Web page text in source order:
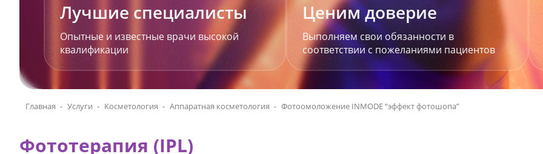
Лучшие специалисты
Опытные и известные врачи высокой
квалификации
Ценим доверие
Выполняем свои обязанности в
соответствии с пожеланиями пациентов
Главная Услуги Косметология Аппаратная косметология Фотоомоложение INMODE “эффект фотошопа”
Фототерапия (IPL)